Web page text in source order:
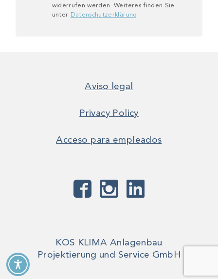
widerrufen werden. Weiteres finden Sie
unter Datenschutzerklärung .
Aviso legal
Privacy Policy
Acceso para empleados
KOS KLIMA Anlagenbau
Projektierung und Service GmbH